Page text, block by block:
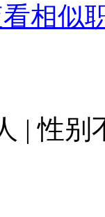
相似
| 性